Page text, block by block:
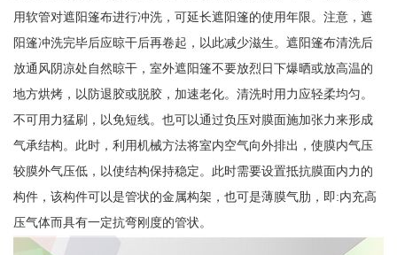
用软管对遮阳篷布进行冲洗，可延长遮阳篷的使用年限。注意，遮
阳篷冲洗完毕后应晾干后再卷起，以此减少滋生。遮阳篷布清洗后
放通风阴凉处自然晾干，室外遮阳篷不要放烈日下爆晒或放高温的
地方烘烤，以防退胶或脱胶，加速老化。清洗时用力应轻柔均匀。
不可用力猛刷，以免短线。也可以通过负压对膜面施加张力来形成
气承结构。此时，利用机械方法将室内空气向外排出，使膜内气压
较膜外气压低，以使结构保持稳定。此时需要设置抵抗膜面内力的
构件，该构件可以是管状的金属构架，也可是薄膜气肋，即:内充高
压气体而具有一定抗弯刚度的管状。